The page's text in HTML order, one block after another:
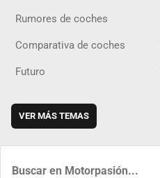
Rumores de coches
Comparativa de coches
Futuro
VER MÁS TEMAS